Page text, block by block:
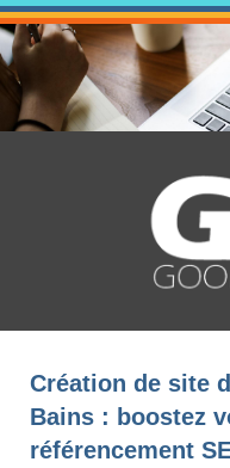
Création de site
Bains : boostez
référencement